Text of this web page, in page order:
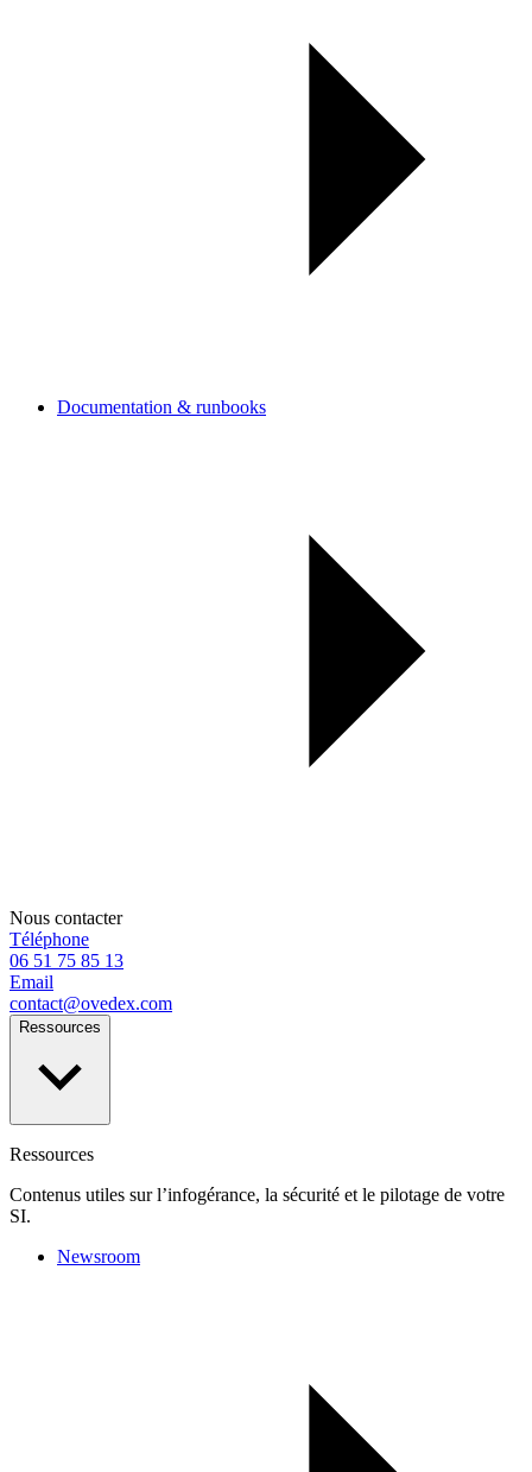
Documentation & runbooks
Nous contacter
Téléphone
06 51 75 85 13
Email
contact@ovedex.com
Ressources
Ressources
Contenus utiles sur l’infogérance, la sécurité et le pilotage de votre
SI.
Newsroom